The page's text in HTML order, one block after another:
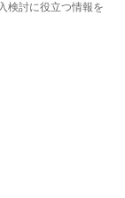
検討に役立つ情報を